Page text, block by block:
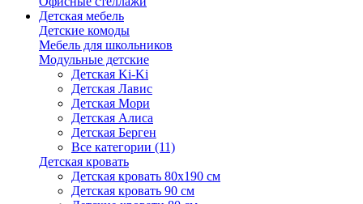
Детская мебель
Детские комоды
Мебель для школьников
Модульные детские
Детская Ki-Ki
Детская Лавис
Детская Мори
Детская Алиса
Детская Берген
Все категории (11)
Детская кровать
Детская кровать 80х190 см
Детская кровать 90 см